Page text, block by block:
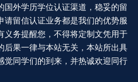
国外学历学位认证渠道，稳妥的留
请留信认证业务都是我们的优势服
义务提醒您，不得将定制文凭用于
后果一律与本站无关，本站所出具
觉同学们的到来，并热诚欢迎同行